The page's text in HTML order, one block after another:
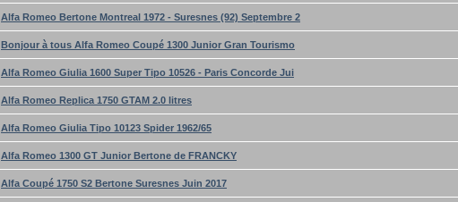
Alfa Romeo Bertone Montreal 1972 - Suresnes (92) Septembre 2
Bonjour à tous Alfa Romeo Coupé 1300 Junior Gran Tourismo
Alfa Romeo Giulia 1600 Super Tipo 10526 - Paris Concorde Jui
Alfa Romeo Replica 1750 GTAM 2.0 litres
Alfa Romeo Giulia Tipo 10123 Spider 1962/65
Alfa Romeo 1300 GT Junior Bertone de FRANCKY
Alfa Coupé 1750 S2 Bertone Suresnes Juin 2017